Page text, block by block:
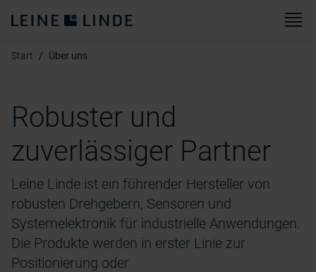
Start Über uns
Robuster und
zuverlässiger Partner
Leine Linde ist ein führender Hersteller von
robusten Drehgebern, Sensoren und
Systemelektronik für industrielle Anwendungen.
Die Produkte werden in erster Linie zur
Positionierung oder